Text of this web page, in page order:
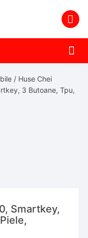
/ Huse Chei
3 Butoane, Tpu,
Smartkey,